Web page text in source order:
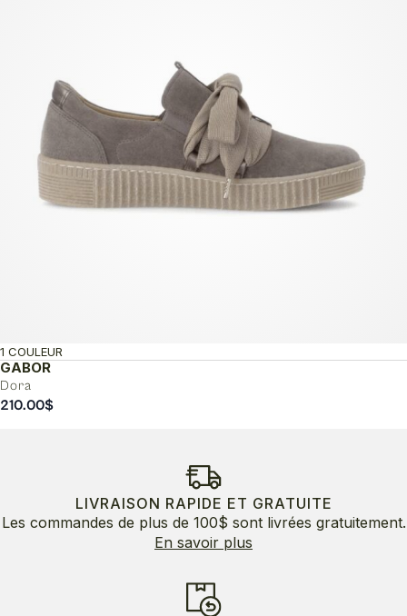
GABOR
Dora
1 COULEUR
210.00$
LIVRAISON RAPIDE ET GRATUITE
Les commandes de plus de 100$ sont livrées gratuitement.
En savoir plus